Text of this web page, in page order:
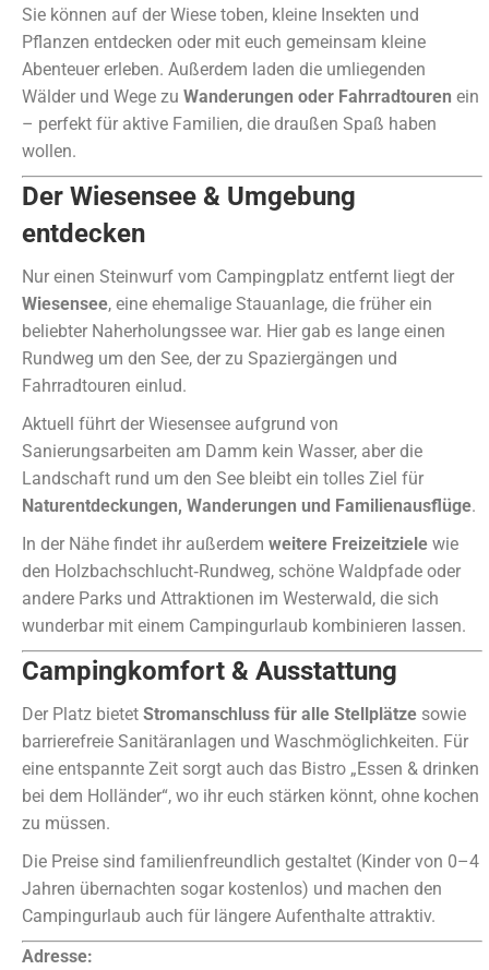
Sie können auf der Wiese toben, kleine Insekten und
Pflanzen entdecken oder mit euch gemeinsam kleine
Abenteuer erleben. Außerdem laden die umliegenden
Wälder und Wege zu Wanderungen oder Fahrradtouren ein
– perfekt für aktive Familien, die draußen Spaß haben
wollen.
Der Wiesensee & Umgebung
entdecken
Nur einen Steinwurf vom Campingplatz entfernt liegt der
Wiesensee, eine ehemalige Stauanlage, die früher ein
beliebter Naherholungssee war. Hier gab es lange einen
Rundweg um den See, der zu Spaziergängen und
Fahrradtouren einlud.
Aktuell führt der Wiesensee aufgrund von
Sanierungsarbeiten am Damm kein Wasser, aber die
Landschaft rund um den See bleibt ein tolles Ziel für
Naturentdeckungen, Wanderungen und Familienausflüge.
In der Nähe findet ihr außerdem weitere Freizeitziele wie
den Holzbachschlucht‑Rundweg, schöne Waldpfade oder
andere Parks und Attraktionen im Westerwald, die sich
wunderbar mit einem Campingurlaub kombinieren lassen.
Campingkomfort & Ausstattung
Der Platz bietet Stromanschluss für alle Stellplätze sowie
barrierefreie Sanitäranlagen und Waschmöglichkeiten. Für
eine entspannte Zeit sorgt auch das Bistro „Essen & drinken
bei dem Holländer“, wo ihr euch stärken könnt, ohne kochen
zu müssen.
Die Preise sind familienfreundlich gestaltet (Kinder von 0–4
Jahren übernachten sogar kostenlos) und machen den
Campingurlaub auch für längere Aufenthalte attraktiv.
Adresse: